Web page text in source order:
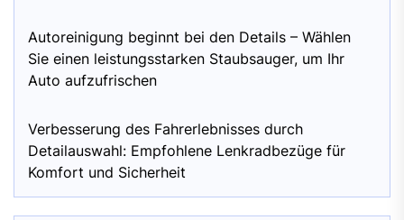
Autoreinigung beginnt bei den Details – Wählen
Sie einen leistungsstarken Staubsauger, um Ihr
Auto aufzufrischen
Verbesserung des Fahrerlebnisses durch
Detailauswahl: Empfohlene Lenkradbezüge für
Komfort und Sicherheit